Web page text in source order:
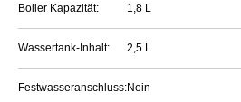
Boiler Kapazität: 1,8 L
Wassertank-Inhalt: 2,5 L
Festwasseranschluss:Nein